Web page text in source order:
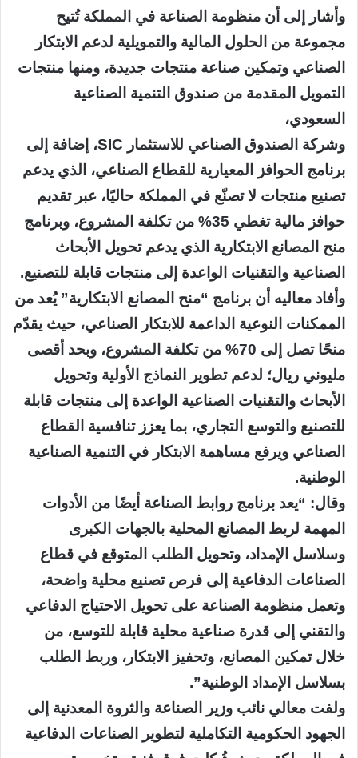
وأشار إلى أن منظومة الصناعة في المملكة تُتيح
مجموعة من الحلول المالية والتمويلية لدعم الابتكار
الصناعي وتمكين صناعة منتجات جديدة، ومنها منتجات
التمويل المقدمة من صندوق التنمية الصناعية
السعودي،
وشركة الصندوق الصناعي للاستثمار SIC، إضافة إلى
برنامج الحوافز المعيارية للقطاع الصناعي، الذي يدعم
تصنيع منتجات لا تصنّع في المملكة حاليًا، عبر تقديم
حوافز مالية تغطي 35%؜ من تكلفة المشروع، وبرنامج
منح المصانع الابتكارية الذي يدعم تحويل الأبحاث
الصناعية والتقنيات الواعدة إلى منتجات قابلة للتصنيع.
وأفاد معاليه أن برنامج “منح المصانع الابتكارية” يُعد من
الممكنات النوعية الداعمة للابتكار الصناعي، حيث يقدّم
منحًا تصل إلى 70% من تكلفة المشروع، وبحد أقصى
مليوني ريال؛ لدعم تطوير النماذج الأولية وتحويل
الأبحاث والتقنيات الصناعية الواعدة إلى منتجات قابلة
للتصنيع والتوسع التجاري، بما يعزز تنافسية القطاع
الصناعي ويرفع مساهمة الابتكار في التنمية الصناعية
الوطنية.
وقال: “يعد برنامج روابط الصناعة أيضًا من الأدوات
المهمة لربط المصانع المحلية بالجهات الكبرى
وسلاسل الإمداد، وتحويل الطلب المتوقع في قطاع
الصناعات الدفاعية إلى فرص تصنيع محلية واضحة،
وتعمل منظومة الصناعة على تحويل الاحتياج الدفاعي
والتقني إلى قدرة صناعية محلية قابلة للتوسع، من
خلال تمكين المصانع، وتحفيز الابتكار، وربط الطلب
بسلاسل الإمداد الوطنية”.
ولفت معالي نائب وزير الصناعة والثروة المعدنية إلى
الجهود الحكومية التكاملية لتطوير الصناعات الدفاعية